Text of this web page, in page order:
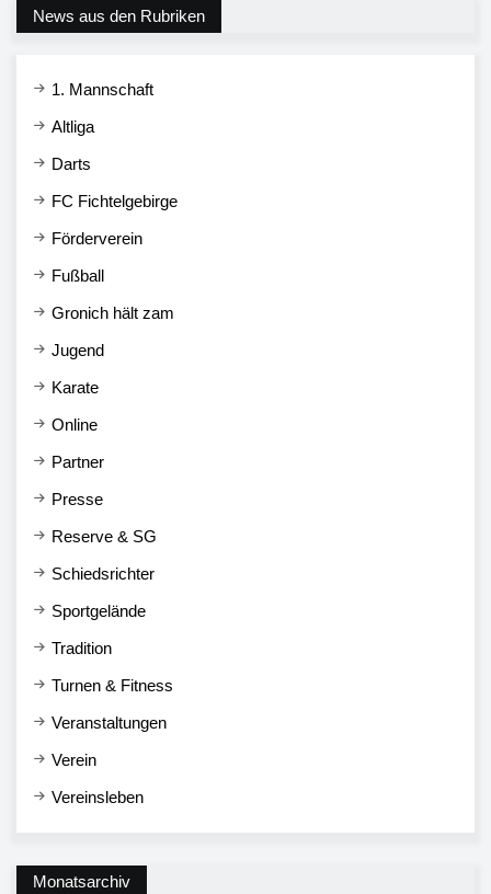
News aus den Rubriken
1. Mannschaft
Altliga
Darts
FC Fichtelgebirge
Förderverein
Fußball
Gronich hält zam
Jugend
Karate
Online
Partner
Presse
Reserve & SG
Schiedsrichter
Sportgelände
Tradition
Turnen & Fitness
Veranstaltungen
Verein
Vereinsleben
Monatsarchiv